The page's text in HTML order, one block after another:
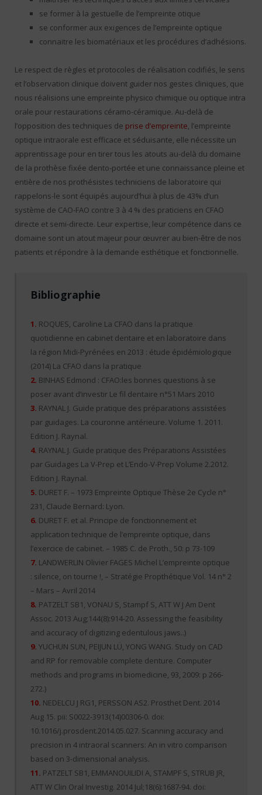
se former à la gestuelle de l’empreinte otique
se conformer aux exigences de l’empreinte optique
connaitre les biomatériaux et les procédures d’adhésions.
Le respect de règles et protocoles de réalisation codifiés, le sens
et l’observation clinique doivent guider nos gestes cliniques, que
nous réalisions une empreinte physico chimique ou optique intra
orale pour restaurations céramo-céramique. Au-delà de
l’opposition des techniques de prise d’empreinte, l’empreinte
optique intraorale est efficace et séduisante, elle nécessite un
apprentissage pour en tirer tous les atouts au-delà du domaine
de la prothèse fixée dento-portée et une connaissance pleine et
entière de nos prothésistes techniciens de laboratoire qui
rappelons-le sont équipés aujourd’hui à plus de 43% d’un
système de CAO-FAO contre 3 à 4 % des praticiens en CFAO
directe et semi-directe. Leur expertise, leur compétence dans ce
domaine sont un atout majeur pour œuvrer au bien-être de nos
patients et répondre à la demande esthétique et fonctionnelle.
Bibliographie
1. ROQUES, Caroline La CFAO dans la pratique
quotidienne en cabinet dentaire et en laboratoire dans
la région Midi-Pyrénées en 2013 : étude épidémiologique
(2014) La CFAO dans la pratique
2. BINHAS Edmond : CFAO:les bonnes questions à se
poser avant d’investir Le fil dentaire n°51 Mars 2010
3. RAYNAL J. Guide pratique des préparations assistées
par guidages. La couronne antérieure. Volume 1. 2011.
Edition J. Raynal.
4. RAYNAL J. Guide pratique des Préparations Assistées
par Guidages La V-Prep et L’Endo-V-Prep Volume 2.2012.
Edition J. Raynal.
5. DURET F. – 1973 Empreinte Optique Thèse 2e Cycle n°
231, Claude Bernard: Lyon.
6. DURET F. et al. Principe de fonctionnement et
application technique de l’empreinte optique, dans
l’exercice de cabinet. – 1985 C. de Proth., 50: p 73-109
7. LANDWERLIN Olivier FAGES Michel L’empreinte optique
: silence, on tourne !, – Stratégie Propthétique Vol. 14 n° 2
– Mars – Avril 2014
8. PATZELT SB1, VONAU S, Stampf S, ATT W J Am Dent
Assoc. 2013 Aug;144(8):914-20. Assessing the feasibility
and accuracy of digitizing edentulous jaws..)
9.YUCHUN SUN, PEIJUN LÜ, YONG WANG. Study on CAD
and RP for removable complete denture. Computer
methods and programs in biomedicine, 93, 2009: p 266-
272.)
10. NEDELCU J RG1, PERSSON AS2. Prosthet Dent. 2014
Aug 15. pii: S0022-3913(14)00306-0. doi:
10.1016/j.prosdent.2014.05.027. Scanning accuracy and
precision in 4 intraoral scanners: An in vitro comparison
based on 3-dimensional analysis.
11. PATZELT SB1, EMMANOUILIDI A, STAMPF S, STRUB JR,
ATT W Clin Oral Investig. 2014 Jul;18(6):1687-94. doi: